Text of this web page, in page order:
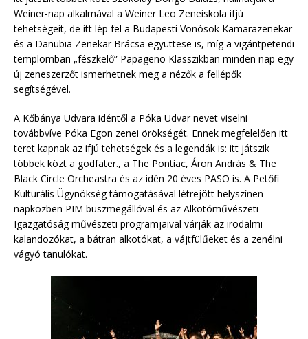
Weiner-nap alkalmával a Weiner Leo Zeneiskola ifjú
tehetségeit, de itt lép fel a Budapesti Vonósok Kamarazenekar
és a Danubia Zenekar Brácsa együttese is, míg a vigántpetendi
templomban „fészkelő” Papageno Klasszikban minden nap egy
új zeneszerzőt ismerhetnek meg a nézők a fellépők
segítségével.
A Kőbánya Udvara idéntől a Póka Udvar nevet viselni
továbbvíve Póka Egon zenei örökségét. Ennek megfelelően itt
teret kapnak az ifjú tehetségek és a legendák is: itt játszik
többek közt a godfater., a The Pontiac, Áron András & The
Black Circle Orcheastra és az idén 20 éves PASO is. A Petőfi
Kulturális Ügynökség támogatásával létrejött helyszínen
napközben PIM buszmegállóval és az Alkotóművészeti
Igazgatóság művészeti programjaival várják az irodalmi
kalandozókat, a bátran alkotókat, a vájtfülűeket és a zenélni
vágyó tanulókat.